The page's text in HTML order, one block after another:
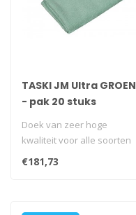
TASKI JM Ultra GROEN
- pak 20 stuks
Doek van zeer hoge
kwaliteit voor alle soorten
reiniging. Geschikt voor alle
€181,73